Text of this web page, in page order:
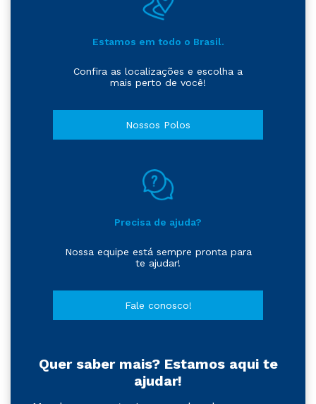
Estamos em todo o Brasil.
Confira as localizações e escolha a
mais perto de você!
Nossos Polos
Precisa de ajuda?
Nossa equipe está sempre pronta para
te ajudar!
Fale conosco!
Quer saber mais? Estamos aqui te
ajudar!